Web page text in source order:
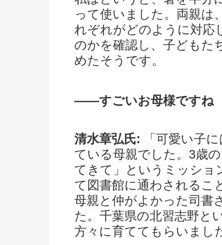
って使いました。両親は
れぞれがどのように対応
のかを確認し、子どもた
めたそうです。
――すごいお母様ですね
清水章弘氏: 「可愛い子
ている母親でした。3歳
てきて」というミッショ
て図書館に通わされるこ
母親と仲がよかった司書
た。千葉県の北習志野と
方々に育ててもらいまし